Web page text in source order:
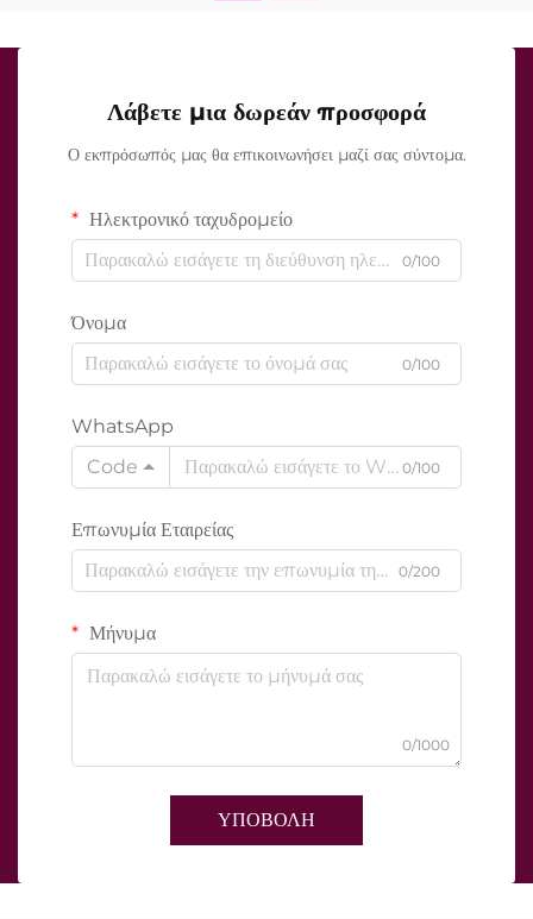
Λάβετε μια δωρεάν προσφορά
Ο εκπρόσωπός μας θα επικοινωνήσει μαζί σας σύντομα.
Ηλεκτρονικό ταχυδρομείο
0/100
Όνομα
0/100
WhatsApp
Code
0/100
Επωνυμία Εταιρείας
0/200
Μήνυμα
0/1000
ΥΠΟΒΟΛΗ